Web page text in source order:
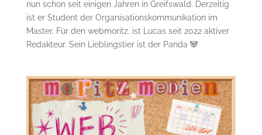
nun schon seit einigen Jahren in Greifswald. Derzeitig
ist er Student der Organisationskommunikation im
Master. Für den webmoritz. ist Lucas seit 2022 aktiver
Redakteur. Sein Lieblingstier ist der Panda 🐼